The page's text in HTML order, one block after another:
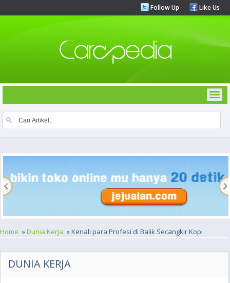
Follow Up Like Us
Home »Dunia Kerja » Kenali para Profesi di Balik Secangkir Kopi
DUNIA KERJA